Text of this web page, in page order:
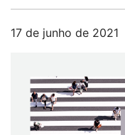
17 de junho de 2021